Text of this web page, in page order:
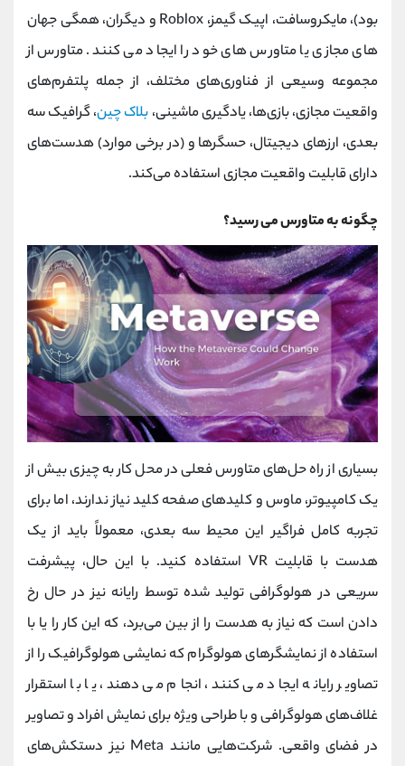
بود)، مایکروسافت، اپیک گیمز، Roblox و دیگران، همگی جهان
های مجازی یا متاورس های خود را ایجاد می کنند. متاورس از
مجموعه وسیعی از فناوری‌های مختلف، از جمله پلتفرم‌های
واقعیت مجازی، بازی‌ها، یادگیری ماشینی، بلاک چین، گرافیک سه
بعدی، ارزهای دیجیتال، حسگرها و (در برخی موارد) هدست‌های
دارای قابلیت واقعیت مجازی استفاده می‌کند.
چگونه به متاورس می رسید؟
بسیاری از راه ‌حل‌های متاورس فعلی در محل کار به چیزی بیش از
یک کامپیوتر، ماوس و کلیدهای صفحه کلید نیاز ندارند، اما برای
تجربه کامل فراگیر این محیط سه بعدی، معمولاً باید از یک
هدست با قابلیت VR استفاده کنید. با این حال، پیشرفت
سریعی در هولوگرافی تولید شده توسط رایانه نیز در حال رخ
دادن است که نیاز به هدست را از بین می‌برد، که این کار را یا با
استفاده از نمایشگرهای هولوگرام که نمایشی هولوگرافیک را از
تصاویر رایانه ایجاد می کنند، انجام می دهند، یا با استقرار
غلاف‌های هولوگرافی و با طراحی ویژه برای نمایش افراد و تصاویر
در فضای واقعی. شرکت‌هایی مانند Meta نیز دستکش‌های